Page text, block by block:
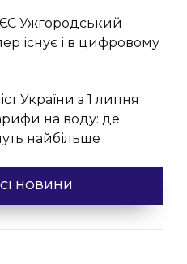
Ужгородський
існує і в цифровому
України з 1 липня
на воду: де
найбільше
НОВИНИ